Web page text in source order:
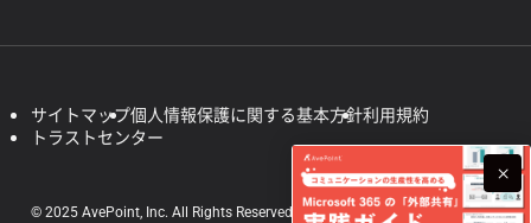
サイトマップ個人情報保護に関する基本方針利用規約
トラストセンター
© 2025 AvePoint, Inc. All Rights Reserved.